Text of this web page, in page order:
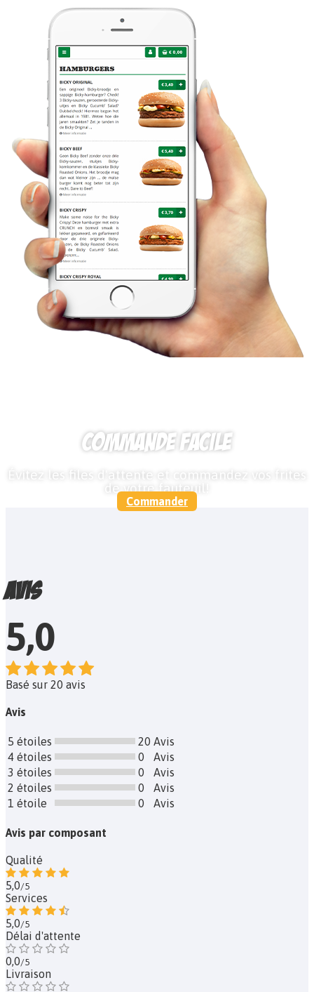
Commande facile
Évitez les files d'attente et commandez vos frites
de votre fauteuil!
Commander
Avis
5,0
Basé sur 20 avis
Avis
5 étoiles 20 Avis
4 étoiles
0
Avis
3 étoiles
0
Avis
2 étoiles
0
Avis
1 étoile
0 Avis
Avis par composant
Qualité
5,0/5
Services
5,0/5
Délai d'attente
0,0/5
Livraison